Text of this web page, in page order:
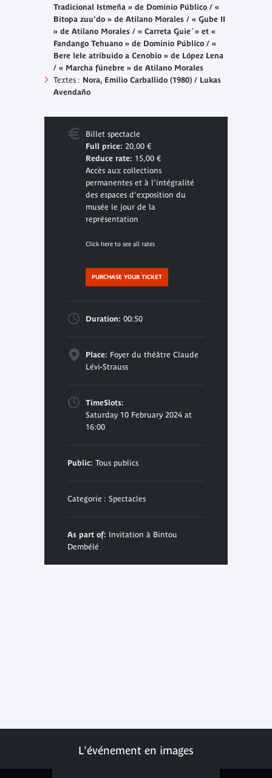
Tradicional Istmeña » de Dominio Público / «
Bitopa zuu'do » de Atilano Morales / « Gube II
» de Atilano Morales / « Carreta Guie´» et «
Fandango Tehuano » de Dominio Público / «
Bere lele atribuido a Cenobio » de López Lena
/ « Marcha fúnebre » de Atilano Morales
Textes : Nora, Emilio Carballido (1980) / Lukas
Avendaño
Billet spectacle
Full price: 20,00 €
Reduce rate: 15,00 €
Accès aux collections
permanentes et à l'intégralité
des espaces d'exposition du
musée le jour de la
représentation
Click here to see all rates
PURCHASE YOUR TICKET
Duration: 00:50
Place: Foyer du théâtre Claude
Lévi-Strauss
TimeSlots:
Saturday 10 February 2024 at
16:00
Public: Tous publics
Categorie : Spectacles
As part of: Invitation à Bintou
Dembélé
L'événement en images